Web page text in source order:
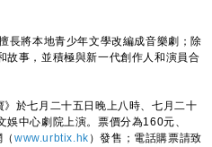
將本地青少年文學改編成音樂劇；除
故事，並積極與新一代創作人和演員合
於七月二十五日晚上八時、七月二十
中心劇院上演。票價分為160元、
www.urbtix.hk ）發售；電話購票請致